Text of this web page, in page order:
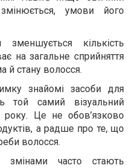
умови його
кількість
на загальне сприйняття
й стану волосся.
знайомі засоби для
той самий візуальний
Це не обов’язково
а радше про те, що
волосся.
змінами часто стають